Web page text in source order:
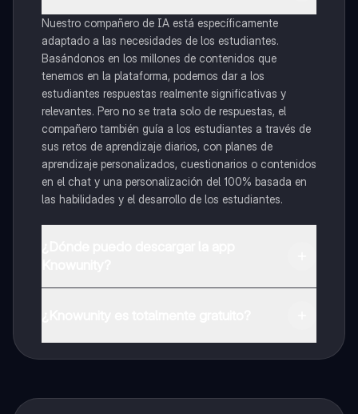
Nuestro compañero de IA está específicamente
adaptado a las necesidades de los estudiantes.
Basándonos en los millones de contenidos que
tenemos en la plataforma, podemos dar a los
estudiantes respuestas realmente significativas y
relevantes. Pero no se trata solo de respuestas, el
compañero también guía a los estudiantes a través de
sus retos de aprendizaje diarios, con planes de
aprendizaje personalizados, cuestionarios o contenidos
en el chat y una personalización del 100% basada en
las habilidades y el desarrollo de los estudiantes.